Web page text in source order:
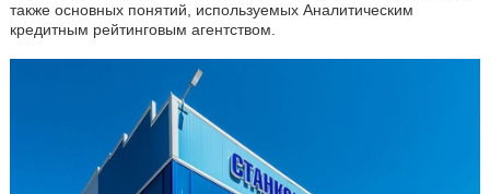
также основных понятий, используемых Аналитическим
кредитным рейтинговым агентством.